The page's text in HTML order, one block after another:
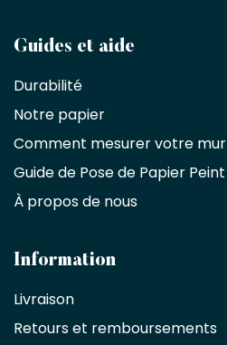
Devenez
partenaire
commercial
Décorateurs
d'intérieur,
designers
architectes
d'une
exclusive
Guides et aide
Durabilité
Notre papier
Comment mesurer votre mur
Guide de Pose de Papier Peint
À propos de nous
Information
Livraison
Retours et remboursements